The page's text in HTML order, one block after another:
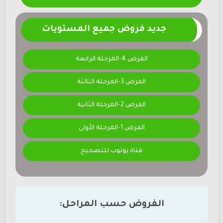
جديد فروض جميع المستويات
الفرض 4-المرحلة الرابعة
الفرض 3-المرحلة الثالثة
الفرض 2-المرحلة الثانية
الفرض 1-المرحلة الأولى
قناة يوتوب للتصحيح
الفروض حسب المراحل: